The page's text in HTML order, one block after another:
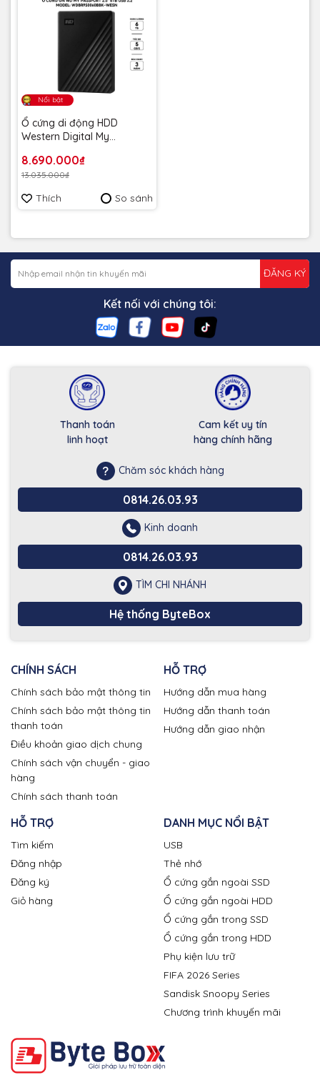
Nổi bật
Ổ cứng di động HDD
Western Digital My
5Gbps Đen
WDBR9S0060BBK-WESN -
8.690.000₫
13.035.000₫
Thích So sánh
ĐĂNG KÝ
Kết nối với chúng tôi:
Thanh toán
linh hoạt
Cam kết uy tín
hàng chính hãng
Chăm sóc khách hàng
0814.26.03.93
Kinh doanh
0814.26.03.93
TÌM CHI NHÁNH
Hệ thống ByteBox
CHÍNH SÁCH
Chính sách bảo mật thông tin
Chính sách bảo mật thông tin
thanh toán
Điều khoản giao dịch chung
Chính sách vận chuyển - giao
hàng
Chính sách thanh toán
HỖ TRỢ
Hướng dẫn mua hàng
Hướng dẫn thanh toán
Hướng dẫn giao nhận
HỖ TRỢ
Tìm kiếm
Đăng nhập
Đăng ký
Giỏ hàng
DANH MỤC NỔI BẬT
USB
Thẻ nhớ
Ổ cứng gắn ngoài SSD
Ổ cứng gắn ngoài HDD
Ổ cứng gắn trong SSD
Ổ cứng gắn trong HDD
Phụ kiện lưu trữ
FIFA 2026 Series
Sandisk Snoopy Series
Chương trình khuyến mãi